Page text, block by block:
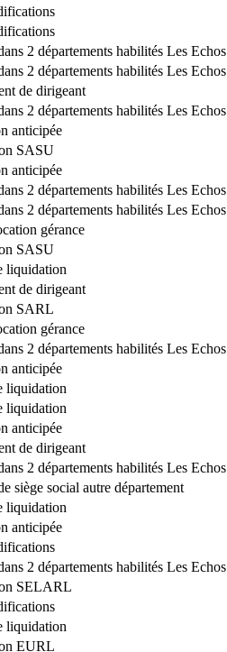
2 départements habilités Les Echos
2 départements habilités Les Echos
de dirigeant
2 départements habilités Les Echos
anticipée
SASU
anticipée
2 départements habilités Les Echos
2 départements habilités Les Echos
gérance
SASU
liquidation
de dirigeant
SARL
gérance
2 départements habilités Les Echos
anticipée
liquidation
liquidation
anticipée
de dirigeant
2 départements habilités Les Echos
siège social autre département
liquidation
anticipée
2 départements habilités Les Echos
SELARL
liquidation
EURL